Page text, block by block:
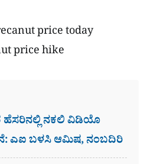
price today
price hike
ಹೆಸರಿನಲ್ಲಿ ನಕಲಿ ವಿಡಿಯೊ
ಎಐ ಬಳಸಿ ಆಮಿಷ, ನಂಬದಿರಿ